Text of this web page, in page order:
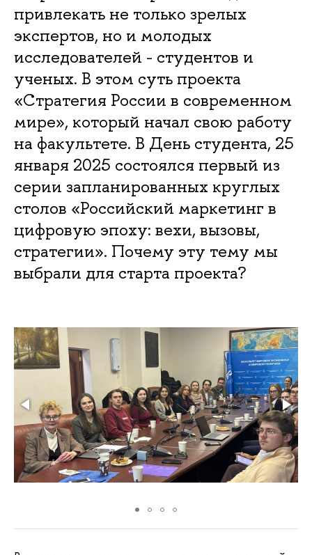
привлекать не только зрелых
экспертов, но и молодых
исследователей - студентов и
ученых. В этом суть проекта
«Стратегия России в современном
мире», который начал свою работу
на факультете. В День студента, 25
января 2025 состоялся первый из
серии запланированных круглых
столов «Российский маркетинг в
цифровую эпоху: вехи, вызовы,
стратегии». Почему эту тему мы
выбрали для старта проекта?